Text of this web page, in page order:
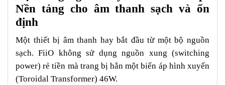
Nền tảng cho âm thanh sạch và ổn
định
Một thiết bị âm thanh hay bắt đầu từ một bộ nguồn
sạch. FiiO không sử dụng nguồn xung (switching
power) rẻ tiền mà trang bị hẳn một biến áp hình xuyến
(Toroidal Transformer) 46W.